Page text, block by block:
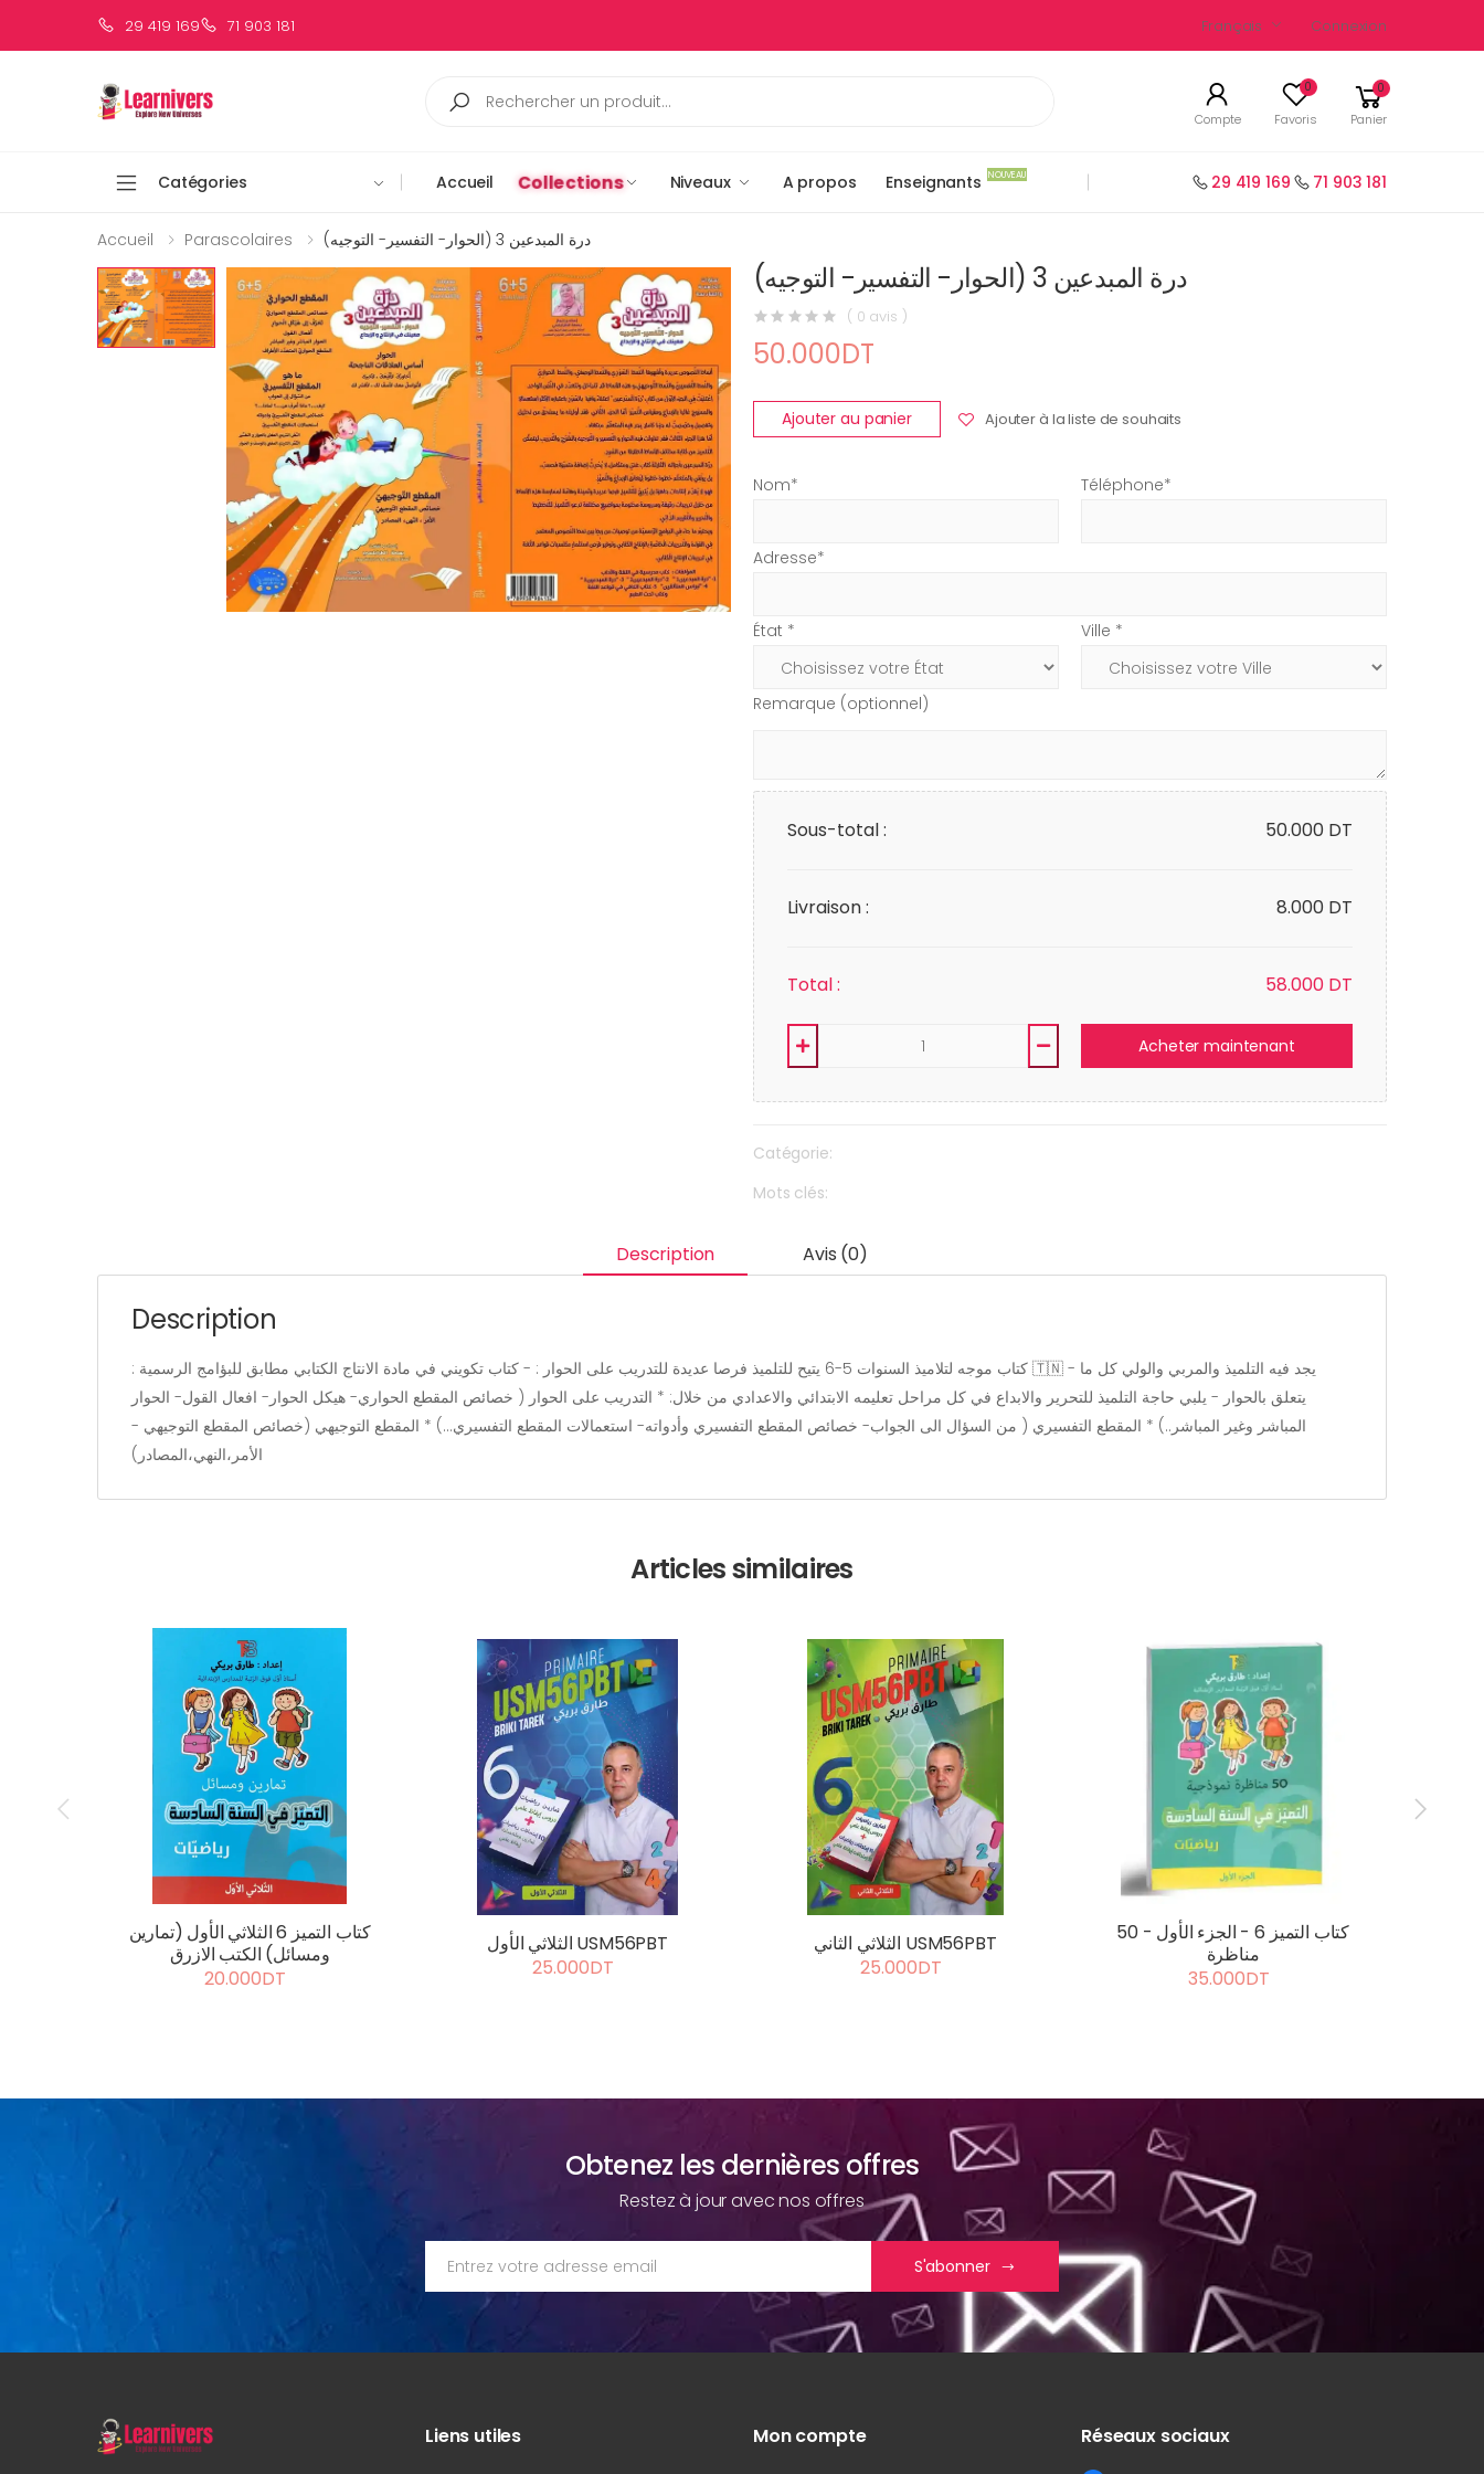
29 419 169 71 903 181 Français Connexion
Compte
0
Favoris
0
Panier
Catégories Accueil Collections Niveaux A propos Enseignants NOUVEAU 29 419 169 71 903 181
Accueil Parascolaires درة المبدعين 3 (الحوار- التفسير- التوجيه)
درة المبدعين 3 (الحوار- التفسير- التوجيه)
( 0 avis )
50.000DT
Ajouter au panier Ajouter à la liste de souhaits
Nom* Téléphone*
Adresse*
État * Ville *
Remarque (optionnel)
Sous-total : 50.000 DT
Livraison : 8.000 DT
Total : 58.000 DT
Acheter maintenant
Catégorie:
Mots clés:
Description Avis (0)
Description
: كتاب موجه لتلاميذ السنوات 5-6 يتيح للتلميذ فرصا عديدة للتدريب على الحوار : - كتاب تكويني في مادة الانتاج الكتابي مطابق للبؤامج الرسمية 🇹🇳 - يجد فيه التلميذ والمربي والولي كل ما
يتعلق بالحوار - يلبي حاجة التلميذ للتحرير والابداع في كل مراحل تعليمه الابتدائي والاعدادي من خلال: * التدريب على الحوار ( خصائص المقطع الحواري- هيكل الحوار- افعال القول- الحوار
المباشر وغير المباشر..) * المقطع التفسيري ( من السؤال الى الجواب- خصائص المقطع التفسيري وأدواته- استعمالات المقطع التفسيري...) * المقطع التوجيهي (خصائص المقطع التوجيهي -
الأمر،النهي،المصادر)
Articles similaires
كتاب التميز 6 الثلاثي الأول (تمارين
ومسائل) الكتب الازرق
20.000DT
الثلاثي الأول USM56PBT
25.000DT
الثلاثي الثاني USM56PBT
25.000DT
كتاب التميز 6 - الجزء الأول - 50
مناظرة
35.000DT
Obtenez les dernières offres
Restez à jour avec nos offres
S'abonner
Liens utiles Mon compte Réseaux sociaux